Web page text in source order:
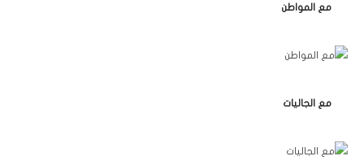
مع المواطن
مع الجاليات